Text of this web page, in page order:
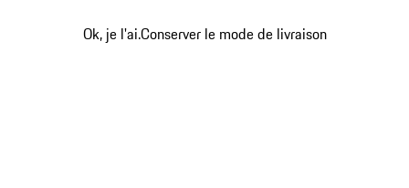
Ok, je l'ai.Conserver le mode de livraison